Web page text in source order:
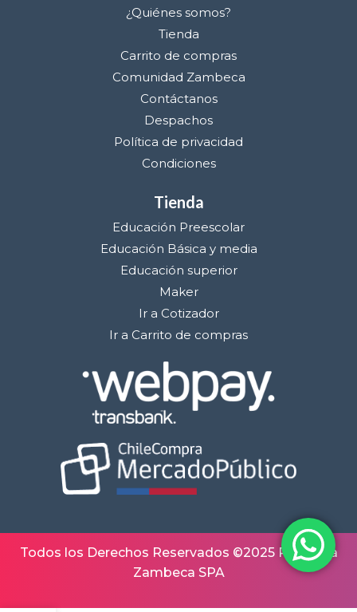
¿Quiénes somos?
Tienda
Carrito de compras
Comunidad Zambeca
Contáctanos
Despachos
Política de privacidad
Condiciones
Tienda
Educación Preescolar
Educación Básica y media
Educación superior
Maker
Ir a Cotizador
Ir a Carrito de compras
Todos los Derechos Reservados ©2025 Robótica
Zambeca SPA